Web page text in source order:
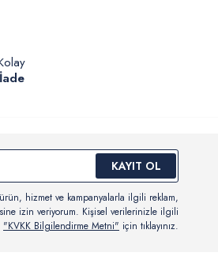
KAYIT OL
hizmet ve kampanyalarla ilgili reklam,
izin veriyorum. Kişisel verilerinizle ilgili
"KVKK Bilgilendirme Metni" için tıklayınız.